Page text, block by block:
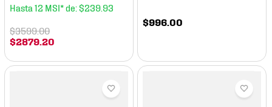
12 $239 93
$2879 .20
$3599.00
$996 .00